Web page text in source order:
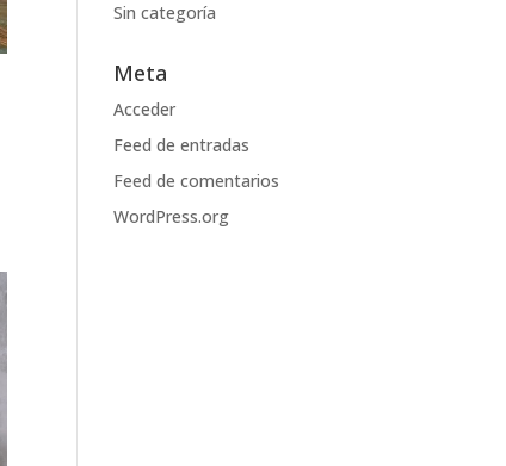
Sin categoría
Meta
Acceder
Feed de entradas
Feed de comentarios
WordPress.org